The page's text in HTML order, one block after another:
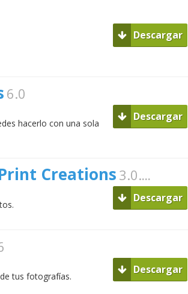
Descargar
6.0
hacerlo con una sola
Descargar
Creations 3.0.255
Descargar
tus fotografías.
Descargar